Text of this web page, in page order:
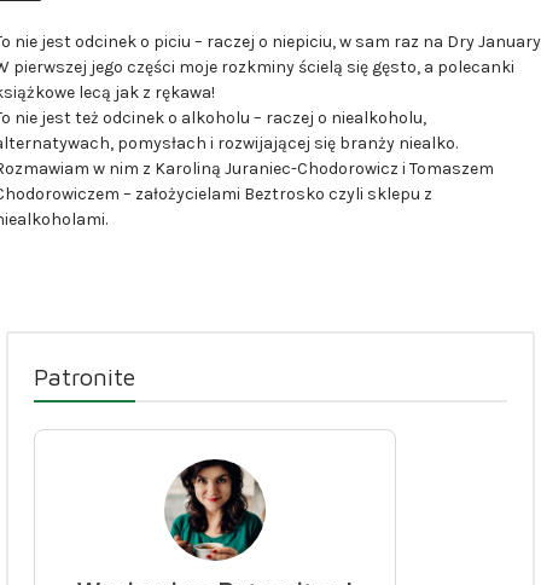
nie jest odcinek o piciu – raczej o niepiciu, w sam raz na Dry
pierwszej jego części moje rozkminy ścielą się gęsto, a polecanki
lecą jak z rękawa!
nie jest też odcinek o alkoholu – raczej o niealkoholu,
pomysłach i rozwijającej się branży niealko.
w nim z Karoliną Juraniec-Chodorowicz i Tomaszem
– założycielami Beztrosko czyli sklepu z
Patronite